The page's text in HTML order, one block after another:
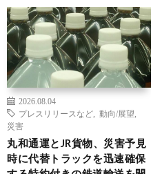
2026.08.04
プレスリリースなど
動向/展望
災害
丸和通運とJR貨物、災害予見
時に代替トラックを迅速確保